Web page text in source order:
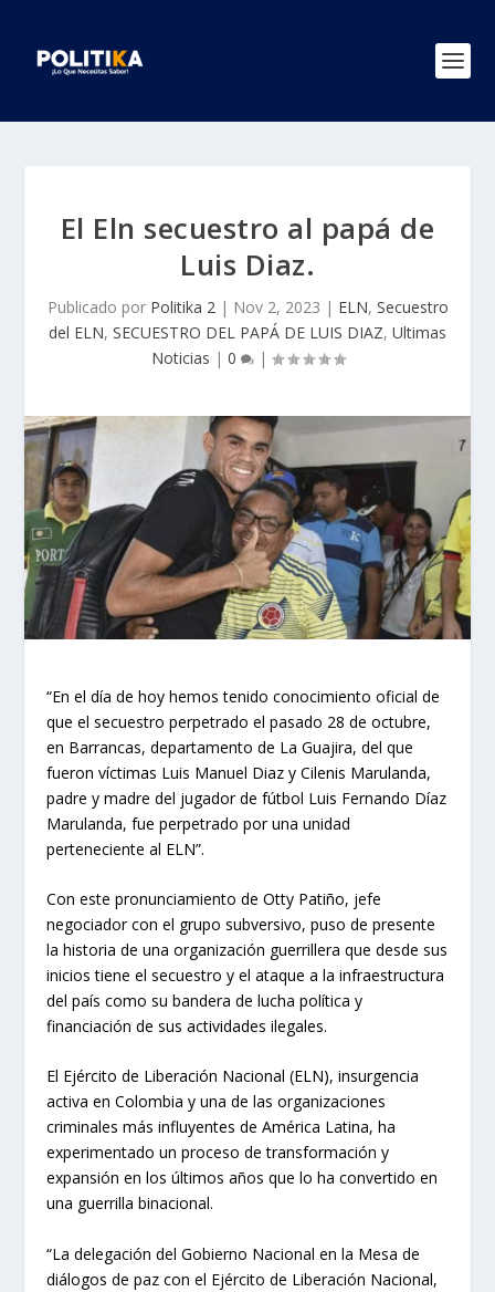
El Eln secuestro al papá de
Luis Diaz.
Publicado por Politika 2| Nov 2, 2023 | ELN, Secuestro
del ELN, SECUESTRO DEL PAPÁ DE LUIS DIAZ, Ultimas
Noticias | 0 |
“En el día de hoy hemos tenido conocimiento oficial de
que el secuestro perpetrado el pasado 28 de octubre,
en Barrancas, departamento de La Guajira, del que
fueron víctimas Luis Manuel Diaz y Cilenis Marulanda,
padre y madre del jugador de fútbol Luis Fernando Díaz
Marulanda, fue perpetrado por una unidad
perteneciente al ELN”.
Con este pronunciamiento de Otty Patiño, jefe
negociador con el grupo subversivo, puso de presente
la historia de una organización guerrillera que desde sus
inicios tiene el secuestro y el ataque a la infraestructura
del país como su bandera de lucha política y
financiación de sus actividades ilegales.
El Ejército de Liberación Nacional (ELN), insurgencia
activa en Colombia y una de las organizaciones
criminales más influyentes de América Latina, ha
experimentado un proceso de transformación y
expansión en los últimos años que lo ha convertido en
una guerrilla binacional.
“La delegación del Gobierno Nacional en la Mesa de
diálogos de paz con el Ejército de Liberación Nacional,